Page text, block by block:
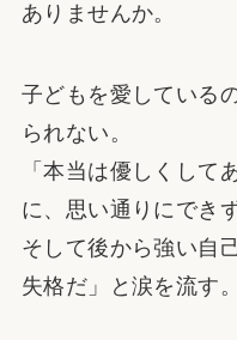
ありませんか。
子どもを愛している
られない。
「本当は優しくして
に、思い通りにでき
そして後から強い自
失格だ」と涙を流す。